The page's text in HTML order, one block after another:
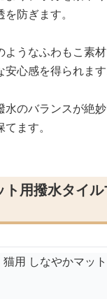
防ぎます。
ようなふわもこ素
心感を得られます
水のバランスが絶
ます。
ト用撥水タイ